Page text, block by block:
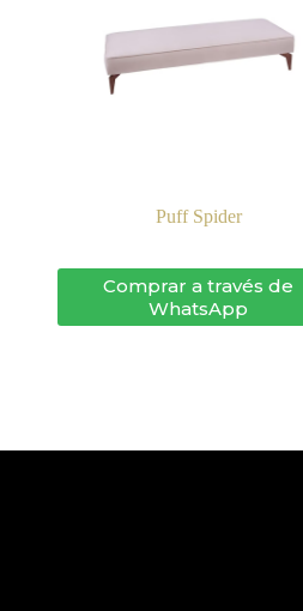
Puff Spider
Comprar a través de
WhatsApp